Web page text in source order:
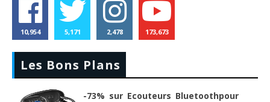
10,954 5,171 2,478 173,673
Les Bons Plans
-73% sur Ecouteurs Bluetoothpour